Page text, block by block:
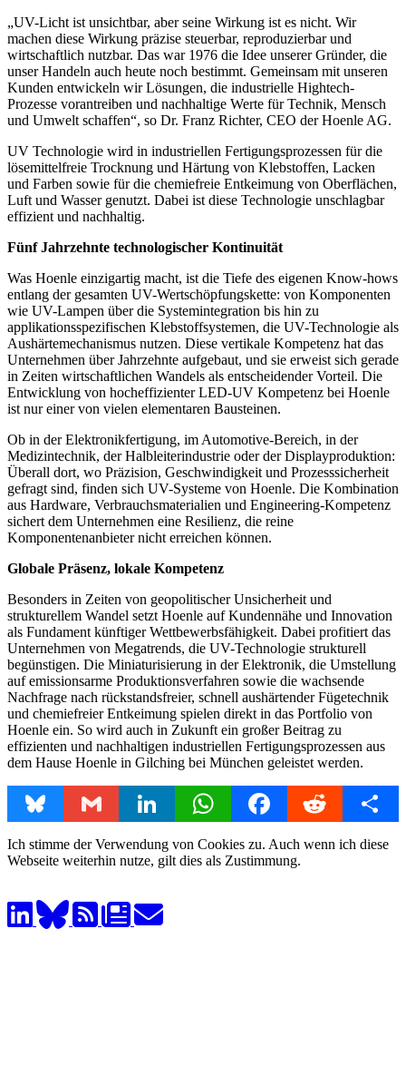
„UV-Licht ist unsichtbar, aber seine Wirkung ist es nicht. Wir
machen diese Wirkung präzise steuerbar, reproduzierbar und
wirtschaftlich nutzbar. Das war 1976 die Idee unserer Gründer, die
unser Handeln auch heute noch bestimmt. Gemeinsam mit unseren
Kunden entwickeln wir Lösungen, die industrielle Hightech-
Prozesse vorantreiben und nachhaltige Werte für Technik, Mensch
und Umwelt schaffen“, so Dr. Franz Richter, CEO der Hoenle AG.
UV Technologie wird in industriellen Fertigungsprozessen für die
lösemittelfreie Trocknung und Härtung von Klebstoffen, Lacken
und Farben sowie für die chemiefreie Entkeimung von Oberflächen,
Luft und Wasser genutzt. Dabei ist diese Technologie unschlagbar
effizient und nachhaltig.
Fünf Jahrzehnte technologischer Kontinuität
Was Hoenle einzigartig macht, ist die Tiefe des eigenen Know-hows
entlang der gesamten UV-Wertschöpfungskette: von Komponenten
wie UV-Lampen über die Systemintegration bis hin zu
applikationsspezifischen Klebstoffsystemen, die UV-Technologie als
Aushärtemechanismus nutzen. Diese vertikale Kompetenz hat das
Unternehmen über Jahrzehnte aufgebaut, und sie erweist sich gerade
in Zeiten wirtschaftlichen Wandels als entscheidender Vorteil. Die
Entwicklung von hocheffizienter LED-UV Kompetenz bei Hoenle
ist nur einer von vielen elementaren Bausteinen.
Ob in der Elektronikfertigung, im Automotive-Bereich, in der
Medizintechnik, der Halbleiterindustrie oder der Displayproduktion:
Überall dort, wo Präzision, Geschwindigkeit und Prozesssicherheit
gefragt sind, finden sich UV-Systeme von Hoenle. Die Kombination
aus Hardware, Verbrauchsmaterialien und Engineering-Kompetenz
sichert dem Unternehmen eine Resilienz, die reine
Komponentenanbieter nicht erreichen können.
Globale Präsenz, lokale Kompetenz
Besonders in Zeiten von geopolitischer Unsicherheit und
strukturellem Wandel setzt Hoenle auf Kundennähe und Innovation
als Fundament künftiger Wettbewerbsfähigkeit. Dabei profitiert das
Unternehmen von Megatrends, die UV-Technologie strukturell
begünstigen. Die Miniaturisierung in der Elektronik, die Umstellung
auf emissionsarme Produktionsverfahren sowie die wachsende
Nachfrage nach rückstandsfreier, schnell aushärtender Fügetechnik
und chemiefreier Entkeimung spielen direkt in das Portfolio von
Hoenle ein. So wird auch in Zukunft ein großer Beitrag zu
effizienten und nachhaltigen industriellen Fertigungsprozessen aus
dem Hause Hoenle in Gilching bei München geleistet werden.
Bluesky Gmail LinkedIn WhatsAppFacebookReddit Share
Ich stimme der Verwendung von Cookies zu. Auch wenn ich diese
Webseite weiterhin nutze, gilt dies als Zustimmung.